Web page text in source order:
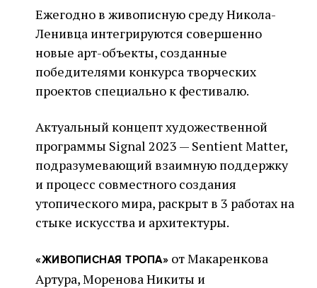
Ежегодно в живописную среду Никола-
Ленивца интегрируются совершенно
новые арт-объекты, созданные
победителями конкурса творческих
проектов специально к фестивалю.
Актуальный концепт художественной
программы Signal 2023 — Sentient Matter,
подразумевающий взаимную поддержку
и процесс совместного создания
утопического мира, раскрыт в 3 работах на
стыке искусства и архитектуры.
«ЖИВОПИСНАЯ ТРОПА» от Макаренкова
Артура, Моренова Никиты и